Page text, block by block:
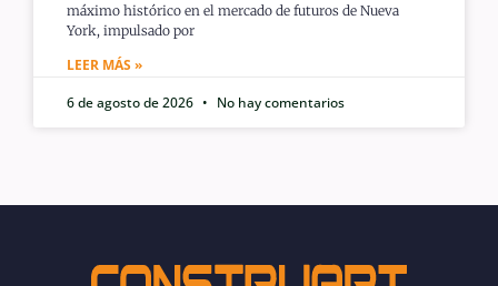
máximo histórico en el mercado de futuros de Nueva
York, impulsado por
LEER MÁS »
6 de agosto de 2026
No hay comentarios